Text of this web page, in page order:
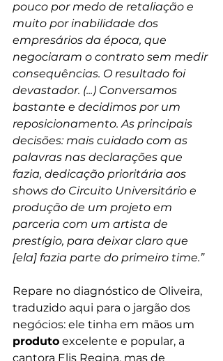
pouco por medo de retaliação e
muito por inabilidade dos
empresários da época, que
negociaram o contrato sem medir
consequências. O resultado foi
devastador. (...) Conversamos
bastante e decidimos por um
reposicionamento. As principais
decisões: mais cuidado com as
palavras nas declarações que
fazia, dedicação prioritária aos
shows do Circuito Universitário e
produção de um projeto em
parceria com um artista de
prestígio, para deixar claro que
[ela] fazia parte do primeiro time.”
Repare no diagnóstico de Oliveira,
traduzido aqui para o jargão dos
negócios: ele tinha em mãos um
produto excelente e popular, a
cantora Elis Regina, mas de